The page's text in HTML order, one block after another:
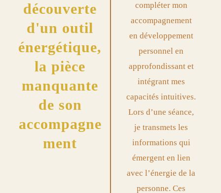
découverte
d'un outil
énergétique,
la pièce
manquante
de son
accompagne
ment
compléter mon
accompagnement
en développement
personnel en
approfondissant et
intégrant mes
capacités intuitives.
Lors d’une séance,
je transmets les
informations qui
émergent en lien
avec l’énergie de la
personne. Ces